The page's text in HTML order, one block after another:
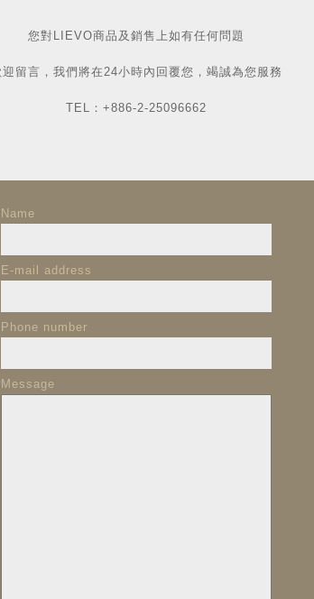
您對LIEVO商品及銷售上如有任何問題
迎留言，我們將在24小時內回覆您，竭誠為您服務
TEL：+886-2-25096662
Name
E-mail address
Phone number
Message